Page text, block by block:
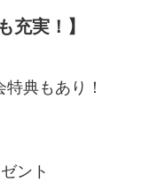
充実！】
典もあり！
ント